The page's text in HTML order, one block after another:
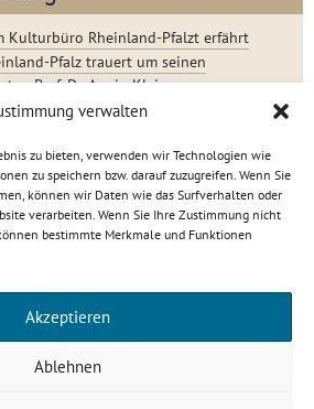
verwalten
zu bieten, verwenden wir Technologien wie
zu speichern bzw. darauf zuzugreifen. Wenn Sie
können wir Daten wie das Surfverhalten oder
verarbeiten. Wenn Sie Ihre Zustimmung nicht
bestimmte Merkmale und Funktionen
Akzeptieren
Ablehnen
Kulturbüro Rheinland-Pfalzt erfährt
Pfalz trauert um seinen
Prof. Dr. Armin Klein
2023 im Rückblick
· C.-S.-Schmidt-Str. 9 · 56112
von